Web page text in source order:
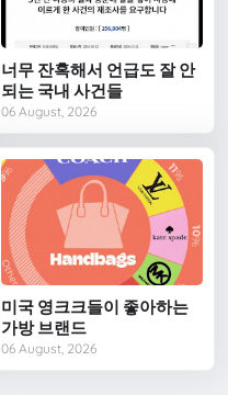
너무 잔혹해서 언급도 잘 안
되는 국내 사건들
06 August, 2026
미국 영크크들이 좋아하는
가방 브랜드
06 August, 2026